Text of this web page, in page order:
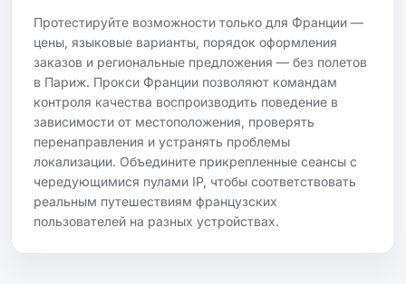
Протестируйте возможности только для Франции —
цены, языковые варианты, порядок оформления
заказов и региональные предложения — без полетов
в Париж. Прокси Франции позволяют командам
контроля качества воспроизводить поведение в
зависимости от местоположения, проверять
перенаправления и устранять проблемы
локализации. Объедините прикрепленные сеансы с
чередующимися пулами IP, чтобы соответствовать
реальным путешествиям французских
пользователей на разных устройствах.